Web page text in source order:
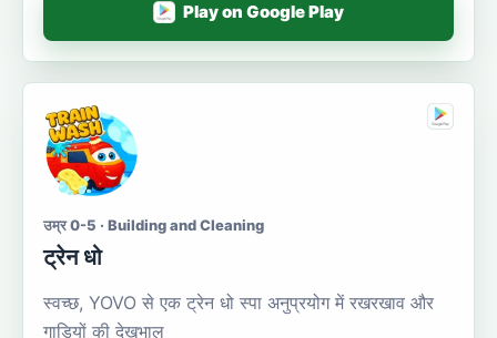
Play on Google Play
उम्र 0-5 · Building and Cleaning
ट्रेन धो
स्वच्छ, YOVO से एक ट्रेन धो स्पा अनुप्रयोग में रखरखाव और
गाड़ियों की देखभाल